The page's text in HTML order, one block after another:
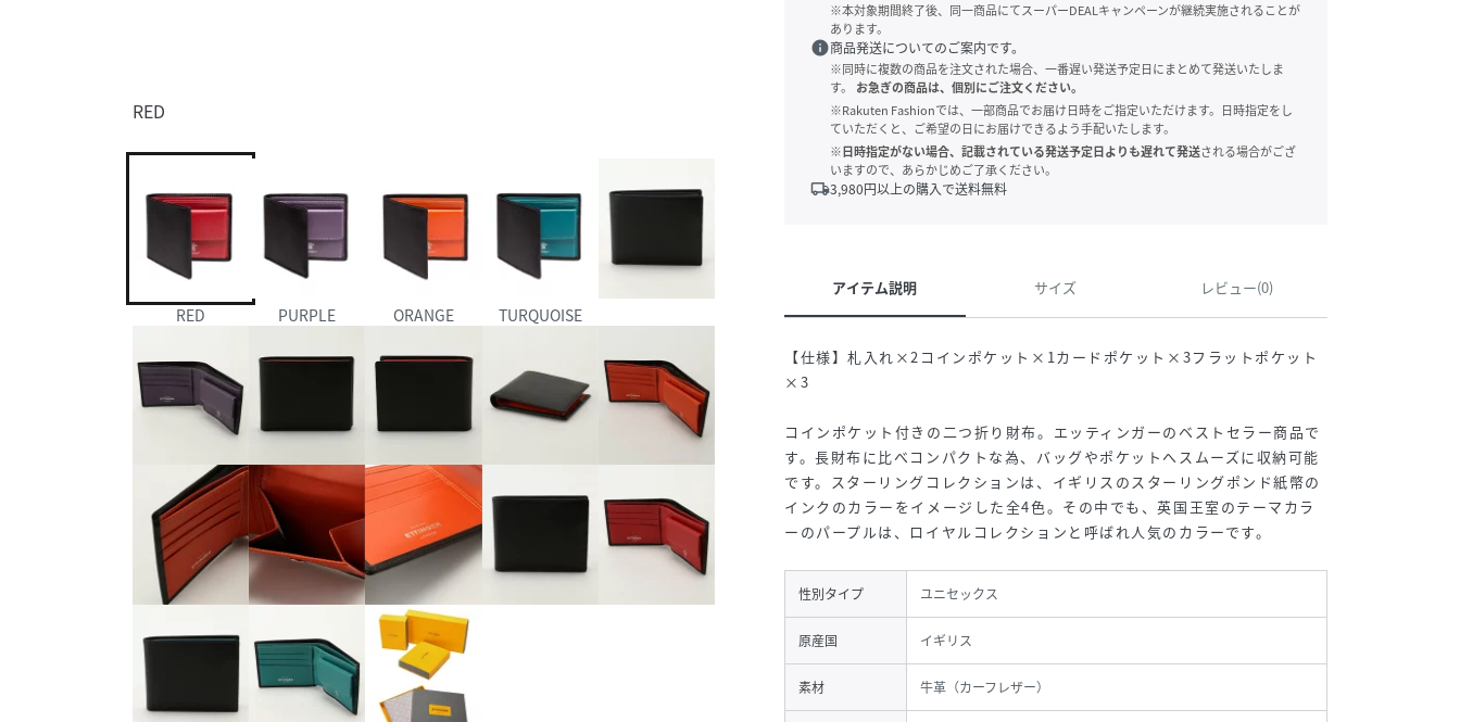
RED
RED PURPLE ORANGE TURQUOISE
※本対象期間終了後、同一商品にてスーパーDEALキャンペーンが継続実施されることが
あります。
info商品発送についてのご案内です。
※同時に複数の商品を注文された場合、一番遅い発送予定日にまとめて発送いたしま
す。
お急ぎの商品は、個別にご注文ください。
※Rakuten Fashionでは、一部商品でお届け日時をご指定いただけます。日時指定をし
ていただくと、ご希望の日にお届けできるよう手配いたします。
※日時指定がない場合、記載されている発送予定日よりも遅れて発送される場合がござ
いますので、あらかじめご了承ください。
local_shipping3,980円以上の購入で送料無料
アイテム説明 サイズ レビュー(0)
【仕様】札入れ×2コインポケット×1カードポケット×3フラットポケット
×3
コインポケット付きの二つ折り財布。エッティンガーのベストセラー商品で
す。長財布に比べコンパクトな為、バッグやポケットへスムーズに収納可能
です。スターリングコレクションは、イギリスのスターリングポンド紙幣の
インクのカラーをイメージした全4色。その中でも、英国王室のテーマカラ
ーのパープルは、ロイヤルコレクションと呼ばれ人気のカラーです。
性別タイプ ユニセックス
原産国 イギリス
素材 牛革（カーフレザー）